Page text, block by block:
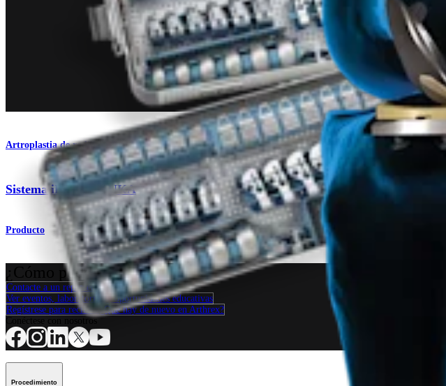
Artroplastia de rodilla
Sistema iBalance ®UKA
Producto
¿Cómo podemos ayudarlo?
Contacte a un representante
Ver eventos, laboratorios y oportunidades educativas
Regístrese para recibir: ¿Qué hay de nuevo en Arthrex?
Conéctese con nosotros
Procedimiento